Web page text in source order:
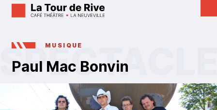
MUSIQUE
Paul Mac Bonvin